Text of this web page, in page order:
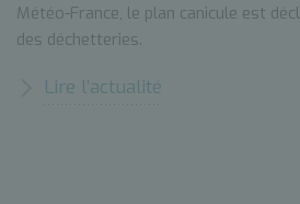
Météo-France, le plan canicule est
des déchetteries.
Lire l’actualité